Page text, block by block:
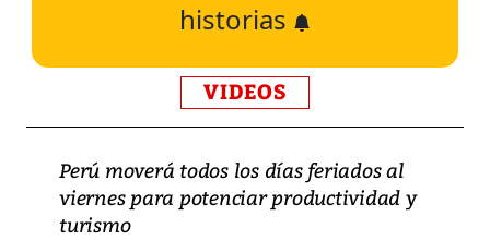
historias
VIDEOS
Perú moverá todos los días feriados al
viernes para potenciar productividad y
turismo